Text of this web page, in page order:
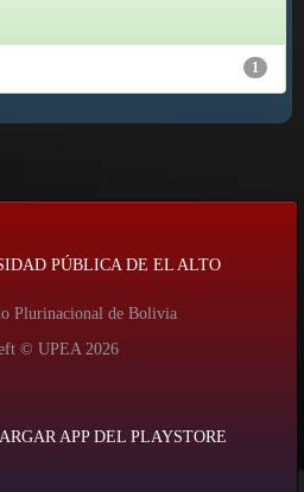
1
PÚBLICA DE EL ALTO
Plurinacional de Bolivia
© UPEA 2026
APP DEL PLAYSTORE